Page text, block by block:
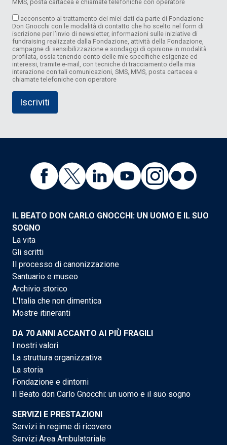
MMS, posta cartacea e chiamate telefoniche con operatore
acconsento al trattamento dei miei dati da parte di Fondazione
Don Gnocchi con le modalità di contatto che ho scelto nel form di
iscrizione per l’invio di newsletter, informazioni sulle iniziative di
fundraising realizzate dalla Fondazione, attività della Fondazione,
campagne di sensibilizzazione e sondaggi di opinione in modalità
profilata, ossia tenendo conto delle mie specifiche esigenze ed
interessi, tramite e-mail, con tecniche di tracciamento della mia
interazione con tali comunicazioni, SMS, MMS, posta cartacea e
chiamate telefoniche con operatore
IL BEATO DON CARLO GNOCCHI: UN UOMO E IL SUO
SOGNO
La vita
Gli scritti
Il processo di canonizzazione
Santuario e museo
Archivio storico
L'Italia che non dimentica
Mostre itineranti
DA 70 ANNI ACCANTO AI PIÙ FRAGILI
I nostri valori
La struttura organizzativa
La storia
Fondazione e dintorni
Il Beato don Carlo Gnocchi: un uomo e il suo sogno
SERVIZI E PRESTAZIONI
Servizi in regime di ricovero
Servizi Area Ambulatoriale